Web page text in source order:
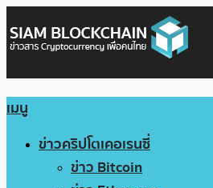
เมนู
ข่าวคริปโตเคอเรนซี่
ข่าว Bitcoin